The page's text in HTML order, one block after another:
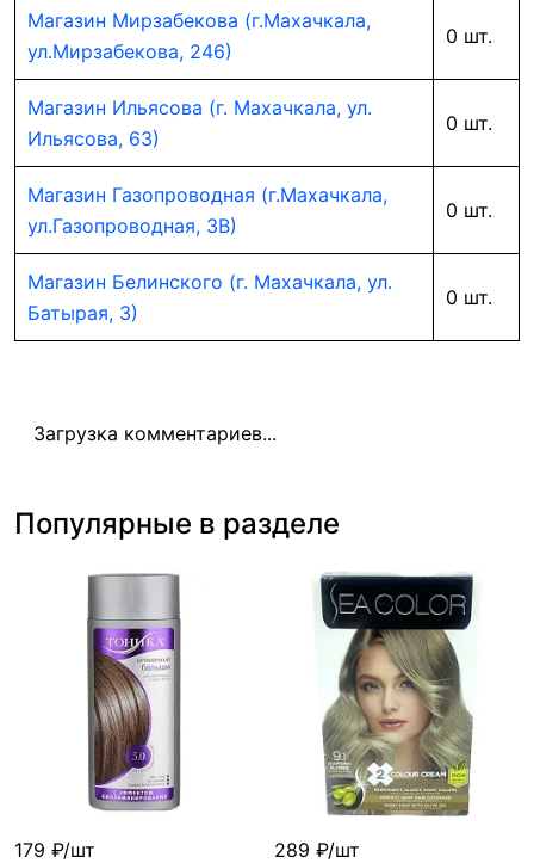
Магазин Мирзабекова (г.Махачкала,
ул.Мирзабекова, 246)
0 шт.
Магазин Ильясова (г. Махачкала, ул.
Ильясова, 63)
0 шт.
Магазин Газопроводная (г.Махачкала,
ул.Газопроводная, 3В)
0 шт.
Магазин Белинского (г. Махачкала, ул.
Батырая, 3)
0 шт.
Загрузка комментариев...
Популярные в разделе
179 ₽/шт 289 ₽/шт